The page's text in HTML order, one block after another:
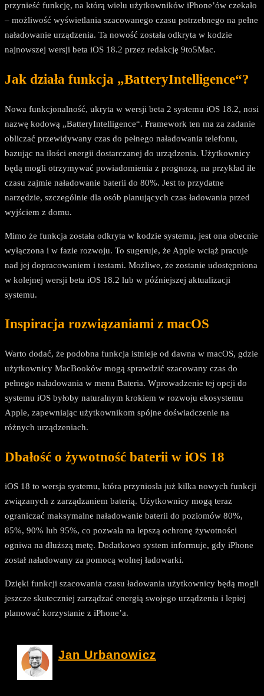
przynieść funkcję, na którą wielu użytkowników iPhone’ów czekało
– możliwość wyświetlania szacowanego czasu potrzebnego na pełne
naładowanie urządzenia. Ta nowość została odkryta w kodzie
najnowszej wersji beta iOS 18.2 przez redakcję 9to5Mac.
Jak działa funkcja „BatteryIntelligence“?
Nowa funkcjonalność, ukryta w wersji beta 2 systemu iOS 18.2, nosi
nazwę kodową „BatteryIntelligence“. Framework ten ma za zadanie
obliczać przewidywany czas do pełnego naładowania telefonu,
bazując na ilości energii dostarczanej do urządzenia. Użytkownicy
będą mogli otrzymywać powiadomienia z prognozą, na przykład ile
czasu zajmie naładowanie baterii do 80%. Jest to przydatne
narzędzie, szczególnie dla osób planujących czas ładowania przed
wyjściem z domu.
Mimo że funkcja została odkryta w kodzie systemu, jest ona obecnie
wyłączona i w fazie rozwoju. To sugeruje, że Apple wciąż pracuje
nad jej dopracowaniem i testami. Możliwe, że zostanie udostępniona
w kolejnej wersji beta iOS 18.2 lub w późniejszej aktualizacji
systemu.
Inspiracja rozwiązaniami z macOS
Warto dodać, że podobna funkcja istnieje od dawna w macOS, gdzie
użytkownicy MacBooków mogą sprawdzić szacowany czas do
pełnego naładowania w menu Bateria. Wprowadzenie tej opcji do
systemu iOS byłoby naturalnym krokiem w rozwoju ekosystemu
Apple, zapewniając użytkownikom spójne doświadczenie na
różnych urządzeniach.
Dbałość o żywotność baterii w iOS 18
iOS 18 to wersja systemu, która przyniosła już kilka nowych funkcji
związanych z zarządzaniem baterią. Użytkownicy mogą teraz
ograniczać maksymalne naładowanie baterii do poziomów 80%,
85%, 90% lub 95%, co pozwala na lepszą ochronę żywotności
ogniwa na dłuższą metę. Dodatkowo system informuje, gdy iPhone
został naładowany za pomocą wolnej ładowarki.
Dzięki funkcji szacowania czasu ładowania użytkownicy będą mogli
jeszcze skuteczniej zarządzać energią swojego urządzenia i lepiej
planować korzystanie z iPhone’a.
Jan Urbanowicz